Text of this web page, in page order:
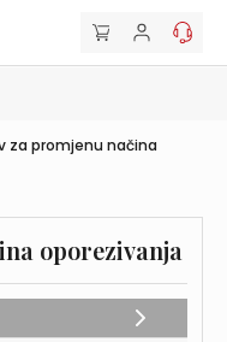
za promjenu načina
oporezivanja